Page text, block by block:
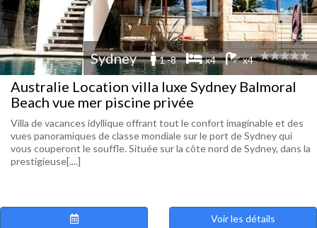
Sydney 1 -8 x4 x4
Australie Location villa luxe Sydney Balmoral
Beach vue mer piscine privée
Villa de vacances idyllique offrant tout le confort imaginable et des
vues panoramiques de classe mondiale sur le port de Sydney qui
vous couperont le souffle. Située sur la côte nord de Sydney, dans la
prestigieuse[....]
Voir les détails